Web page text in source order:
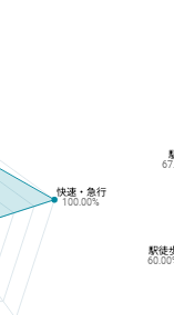
快速・急行
100.00%
駅徒